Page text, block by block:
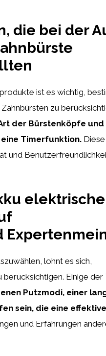
die bei der
ist es wichtig,
zu
der Bürstenköpfe
Timerfunktion.
und
elektrische
lohnt es sich,
Einige der
Putzmodi, einer
sein, die eine
und Erfahrungen